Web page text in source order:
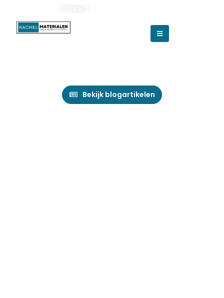
Blog over kachels, rookkanalen en installatie
Bekijk blogartikelen